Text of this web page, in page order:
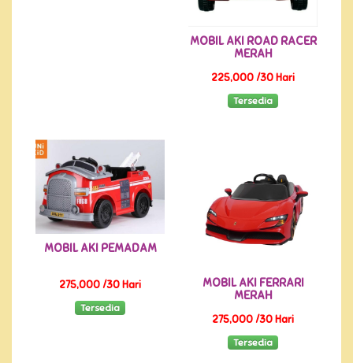
MOBIL AKI ROAD RACER
MERAH
225,000 /30 Hari
Tersedia
MOBIL AKI PEMADAM
275,000 /30 Hari
Tersedia
MOBIL AKI FERRARI
MERAH
275,000 /30 Hari
Tersedia